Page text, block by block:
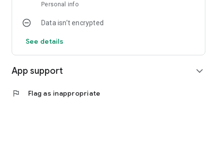
Personal info
Data isn’t encrypted
See details
App support expand_more
flag Flag as inappropriate